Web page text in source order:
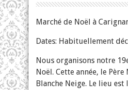
Marché de Noël à
Dates: Habituellement
Nous organisons notre
Noël. Cette année, le
Blanche Neige. Le lieu est